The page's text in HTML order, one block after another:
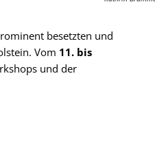
besetzten und
Vom 11. bis
und der